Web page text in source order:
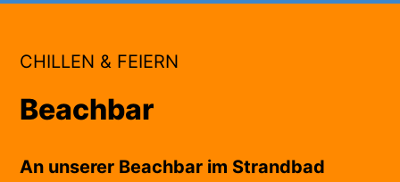
CHILLEN & FEIERN
Beachbar
An unserer Beachbar im Strandbad